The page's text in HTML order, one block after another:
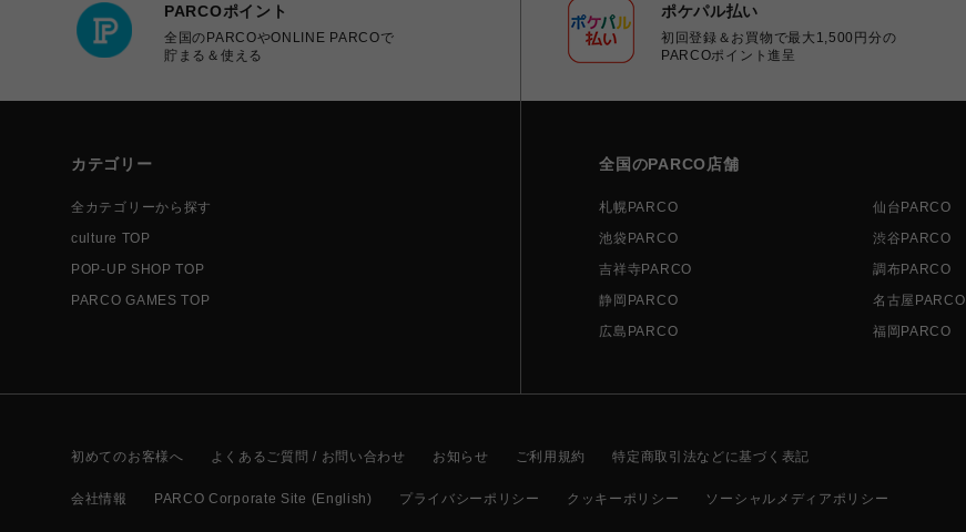
PARCOポイント
全国のPARCOやONLINE PARCOで
貯まる＆使える
ポケパル払い
初回登録＆お買物で最大1,500円分の
PARCOポイント進呈
カテゴリー
全カテゴリーから探す
culture TOP
POP-UP SHOP TOP
PARCO GAMES TOP
全国のPARCO店舗
札幌PARCO 仙台PARCO
池袋PARCO
渋谷PARCO
吉祥寺PARCO
調布PARCO
静岡PARCO
名古屋PARCO
広島PARCO
福岡PARCO
初めてのお客様へ よくあるご質問 / お問い合わせ お知らせ ご利用規約 特定商取引法などに基づく表記
会社情報 PARCO Corporate Site (English) プライバシーポリシー クッキーポリシー ソーシャルメディアポリシー